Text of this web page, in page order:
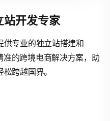
开发专家
供专业的独立站搭建和
的跨境电商解决方案，助
跨越国界。